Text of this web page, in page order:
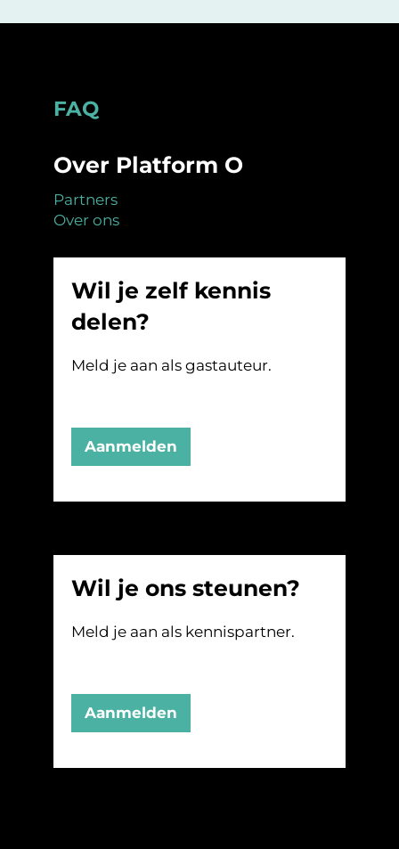
Footer
FAQ
Over Platform O
Partners
Over ons
Wil je zelf kennis
delen?
Meld je aan als gastauteur.
Aanmelden
Wil je ons steunen?
Meld je aan als kennispartner.
Aanmelden